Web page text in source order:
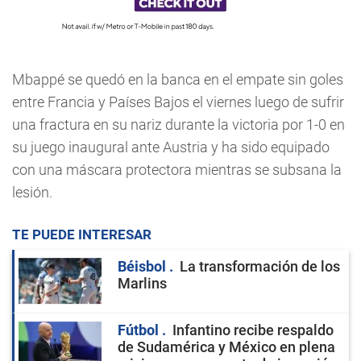
Mbappé se quedó en la banca en el empate sin goles
entre Francia y Países Bajos el viernes luego de sufrir
una fractura en su nariz durante la victoria por 1-0 en
su juego inaugural ante Austria y ha sido equipado
con una máscara protectora mientras se subsana la
lesión.
TE PUEDE INTERESAR
Béisbol
La transformación de los
Marlins
Fútbol
Infantino recibe respaldo
de Sudamérica y México en plena